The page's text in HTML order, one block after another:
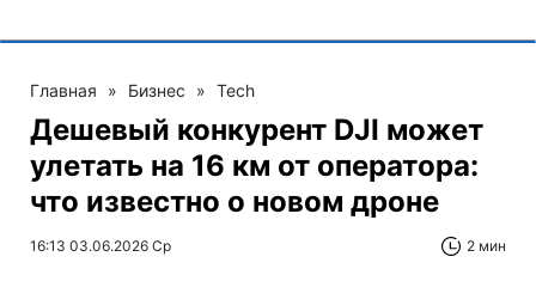
Главная » Бизнес » Tech
Дешевый конкурент DJI может
улетать на 16 км от оператора:
что известно о новом дроне
16:13 03.06.2026 Ср 2 мин